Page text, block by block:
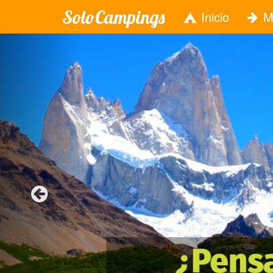
SoloCampings Inicio